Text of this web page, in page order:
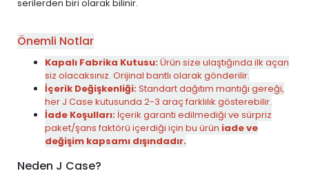
serilerden biri olarak bilinir.
Önemli Notlar
Kapalı Fabrika Kutusu:Ürün size ulaştığında ilk açan
siz olacaksınız. Orijinal bantlı olarak gönderilir.
İçerik Değişkenliği:Standart dağıtım mantığı gereği,
her J Case kutusunda 2-3 araç farklılık gösterebilir.
İade Koşulları: İçerik garanti edilmediği ve sürpriz
paket/şans faktörü içerdiği için bu ürün iade ve
değişim kapsamı dışındadır.
Neden J Case?